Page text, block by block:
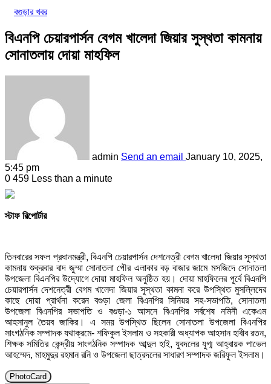
বগুড়ার খবর
বিএনপি চেয়ারপার্সন বেগম খালেদা জিয়ার সুস্থতা কামনায়
সোনাতলায় দোয়া মাহফিল
admin Send an email January 10, 2025,
5:45 pm
0 459 Less than a minute
স্টাফ রিপোর্টার
তিনবারের সফল প্রধানমন্ত্রী, বিএনপি চেয়ারপার্সন দেশনেত্রী বেগম খালেদা জিয়ার সুস্থতা
কামনায় শুক্রবার বাদ জুম্মা সোনাতলা পৌর এলাকার বড় বাজার জামে মসজিদে সোনাতলা
উপজেলা বিএনপির উদ্যোগে দোয়া মাহফিল অনুষ্ঠিত হয়। দোয়া মাহফিলের পূর্বে বিএনপি
চেয়ারপার্সন দেশনেত্রী বেগম খালেদা জিয়ার সুস্থতা কামনা করে উপস্থিত মুসল্লিদের
কাছে দোয়া প্রার্থনা করেন বগুড়া জেলা বিএনপির সিনিয়র সহ-সভাপতি, সোনাতলা
উপজেলা বিএনপির সভাপতি ও বগুড়া-১ আসনে বিএনপির সর্বশেষ নমিনী একেএম
আহসানুল তৈয়ব জাকির। এ সময় উপস্থিত ছিলেন সোনাতলা উপজেলা বিএনপির
সাংগঠনিক সম্পাদক যথাক্রমে- শফিকুল ইসলাম ও সহকারী অধ্যাপক আহসান হাবীব রতন,
শিক্ষক সমিতির কেন্দ্রীয় সাংগঠনিক সম্পাদক আব্দুল হাই, যুবদলের যুগ্ম আহ্বায়ক পাভেল
আহম্মেদ, মাহমুদুর রহমান রনি ও উপজেলা ছাত্রদলের সাধারণ সম্পাদক জরিফুল ইসলাম।
PhotoCard